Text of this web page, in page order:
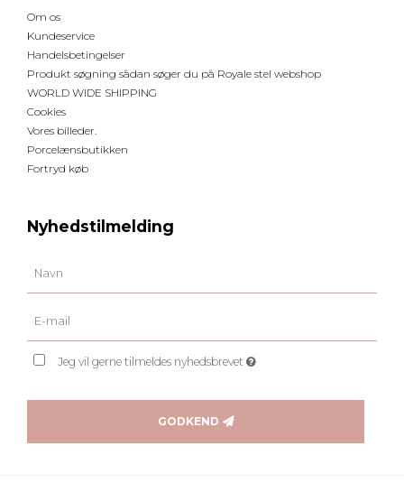
Om os
Kundeservice
Handelsbetingelser
Produkt søgning sådan søger du på Royale stel webshop
WORLD WIDE SHIPPING
Cookies
Vores billeder.
Porcelænsbutikken
Fortryd køb
Nyhedstilmelding
Jeg vil gerne tilmeldes nyhedsbrevet
GODKEND